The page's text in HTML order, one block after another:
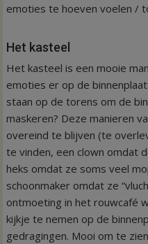
emoties te hoeven voelen /
Het kasteel
Het kasteel is een mooie
emoties er op de
staan op de torens om de
maskeren? Deze manieren
overeind te blijven (te
te vinden, een clown omdat
heks omdat ze soms veel
schoonmaker omdat ze
ontmoeting in het rouwcafé
kijkje te nemen op de
gedragingen. Mooi om te